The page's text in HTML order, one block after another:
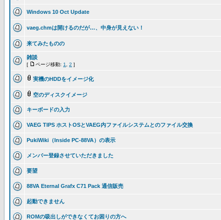
Windows 10 Oct Update
vaeg.chmは開けるのだが…、中身が見えない！
来てみたものの
雑談
[ ページ移動: 1 2 ]
実機のHDDをイメージ化
空のディスクイメージ
キーボードの入力
VAEG TIPS ホストOSとVAEG内ファイルシステムとのファイル交換
PukiWiki（Inside PC-88VA）の表示
メンバー登録させていただきました
要望
88VA Eternal Grafx C71 Pack 通信販売
起動できません
ROMの吸出しができなくてお困りの方へ